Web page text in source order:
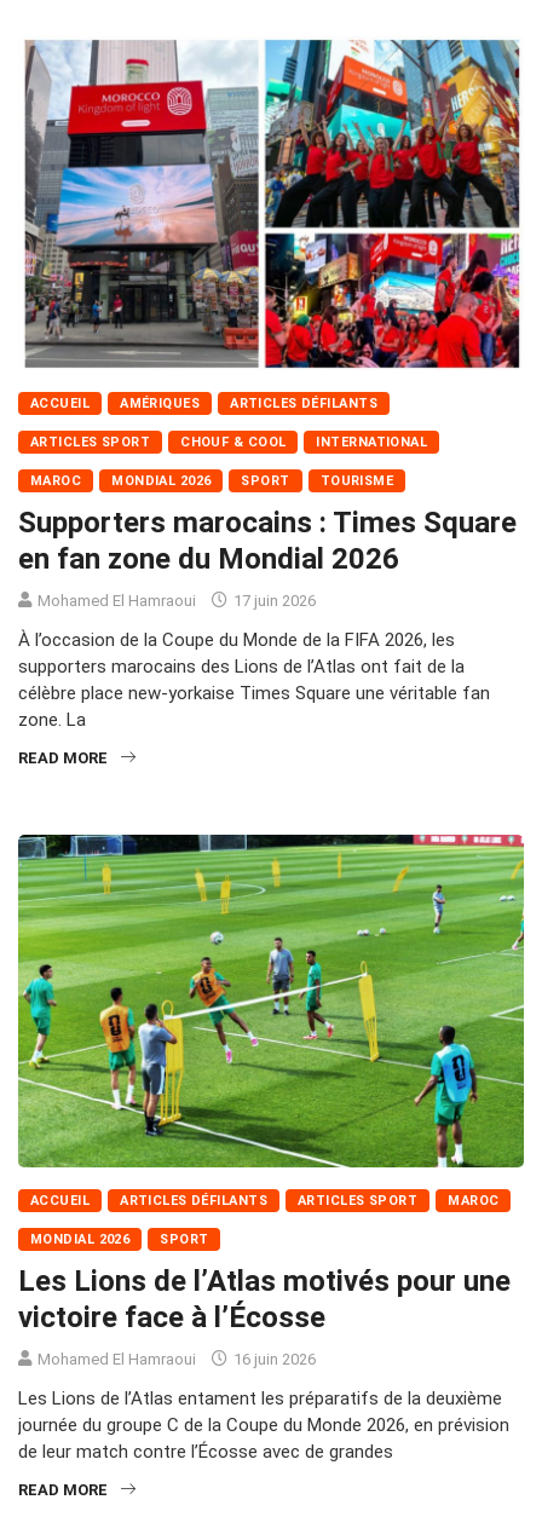
ACCUEIL AMÉRIQUES ARTICLES DÉFILANTS
ARTICLES SPORT CHOUF & COOL INTERNATIONAL
MAROC MONDIAL 2026 SPORT TOURISME
Supporters marocains : Times Square
en fan zone du Mondial 2026
Mohamed El Hamraoui 17 juin 2026
À l’occasion de la Coupe du Monde de la FIFA 2026, les
supporters marocains des Lions de l’Atlas ont fait de la
célèbre place new-yorkaise Times Square une véritable fan
zone. La
READ MORE
ACCUEIL ARTICLES DÉFILANTS ARTICLES SPORT MAROC
MONDIAL 2026 SPORT
Les Lions de l’Atlas motivés pour une
victoire face à l’Écosse
Mohamed El Hamraoui 16 juin 2026
Les Lions de l’Atlas entament les préparatifs de la deuxième
journée du groupe C de la Coupe du Monde 2026, en prévision
de leur match contre l’Écosse avec de grandes
READ MORE